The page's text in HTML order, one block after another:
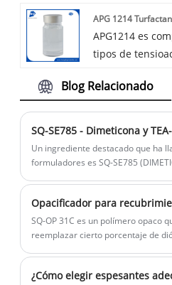
están
viable para
rendimiento en
120 o DOE
APG 1214
APG1214 es
tipos de
de alta gama
famosas están
APG 1214 en la
las SLE 70%
del
irritación a las
Blog Relacionado
Un ingrediente destacado que ha
formuladores es SQ-SE785
un complemento indispensable
acondicionadores, jabones
SQ-OP 31C es un polímero opaco
reemplazar cierto porcentaje de
dióxido de titanio tradicional, lo